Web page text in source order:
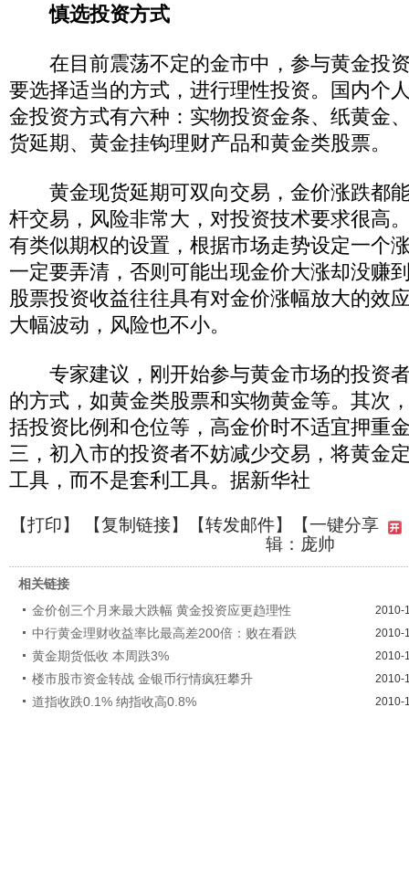
慎选投资方式
在目前震荡不定的金市中，参与黄金投
要选择适当的方式，进行理性投资。国内个
金投资方式有六种：实物投资金条、纸黄金
货延期、黄金挂钩理财产品和黄金类股票。
黄金现货延期可双向交易，金价涨跌都
杆交易，风险非常大，对投资技术要求很高
有类似期权的设置，根据市场走势设定一个
一定要弄清，否则可能出现金价大涨却没赚
股票投资收益往往具有对金价涨幅放大的效
大幅波动，风险也不小。
专家建议，刚开始参与黄金市场的投资
的方式，如黄金类股票和实物黄金等。其次
括投资比例和仓位等，高金价时不适宜押重
三，初入市的投资者不妨减少交易，将黄金
工具，而不是套利工具。据新华社
【打印】 【复制链接】【转发邮件】
【一键分享
辑：庞帅
相关链接
金价创三个月来最大跌幅 黄金投资应更趋理性
2010-
中行黄金理财收益率比最高差200倍：败在看跌 2010-
黄金期货低收 本周跌3% 2010-
楼市股市资金转战 金银币行情疯狂攀升 2010-
道指收跌0.1% 纳指收高0.8% 2010-